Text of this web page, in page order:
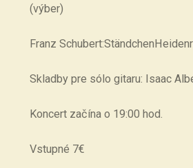
(výber)
Franz
Skladby pre sólo gitaru: Isaac
Koncert začína o 19:00 hod.
Vstupné 7€